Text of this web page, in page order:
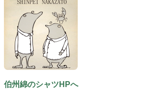
伯州綿のシャツHPへ